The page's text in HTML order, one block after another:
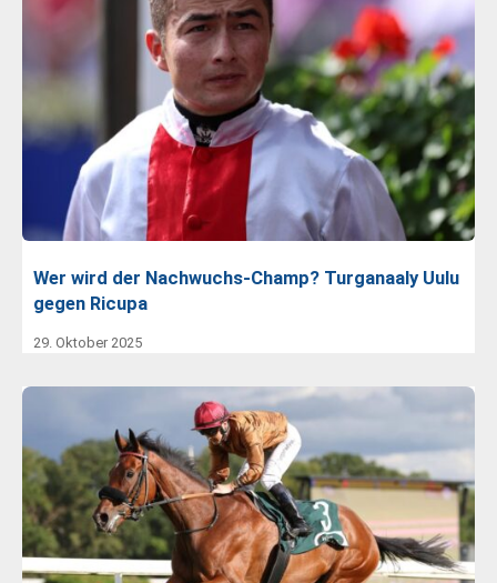
Wer wird der Nachwuchs-Champ? Turganaaly Uulu
gegen Ricupa
29. Oktober 2025